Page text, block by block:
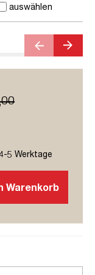
auswählen
5 Werktage
Warenkorb